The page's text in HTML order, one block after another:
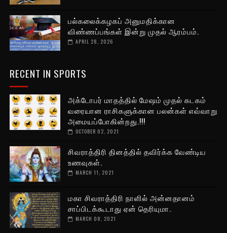
பல்கலைக்கழகப் அனுமதிக்கான
விண்ணப்பங்கள் இன்று முதல் ஆரம்பம்.
APRIL 28, 2026
RECENT IN SPORTS
அக்டோபர் மாதத்தில் மேஷம் முதல் கடகம்
வரையான ராசிகளுக்கான பலன்கள் எவ்வாறு
அமையப்போகின்றது.!!!
OCTOBER 02, 2021
சிவராத்திரி தினத்தில் தவிர்க்க வேண்டிய
உணவுகள்.
MARCH 11, 2021
மகா சிவராத்திரி நாளில் அன்னதானம்
சாப்பிடக்கூடாது ஏன் தெரியுமா.
MARCH 08, 2021